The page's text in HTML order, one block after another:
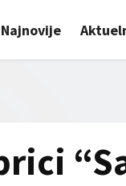
Najnovije